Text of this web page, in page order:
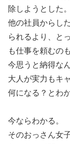
除しようとした。
他の社員からし
られるより、と
も仕事を頼むの
今思うと納得な
大人が実力もキ
何になる？とわ
今ならわかる。
そのおっさん女